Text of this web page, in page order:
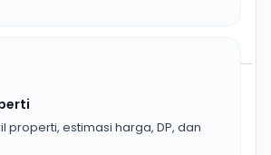
properti, estimasi harga, DP, dan